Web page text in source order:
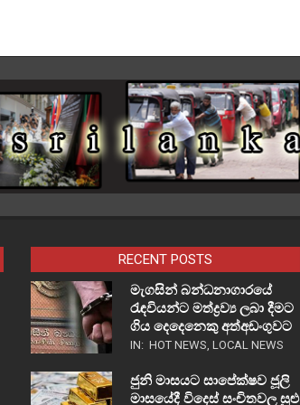
RECENT POSTS
මැගසින් බන්ධනාගාරයේ
රැඳවියන්ට මත්ද්‍රව්‍ය ලබා දීමට
ගිය දෙදෙනෙකු අත්අඩංගුවට
IN: HOT NEWS, LOCAL NEWS
ජුනි මාසයට සාපේක්ෂව ජූලි
මාසයේදී විදෙස් සංචිතවල සුළු